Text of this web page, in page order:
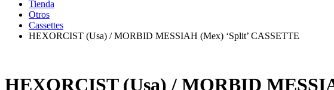
Tienda
Otros
Cassettes
HEXORCIST (Usa) / MORBID MESSIAH (Mex) ‘Split’ CASSETTE
HEXORCIST (Usa) / MORBID